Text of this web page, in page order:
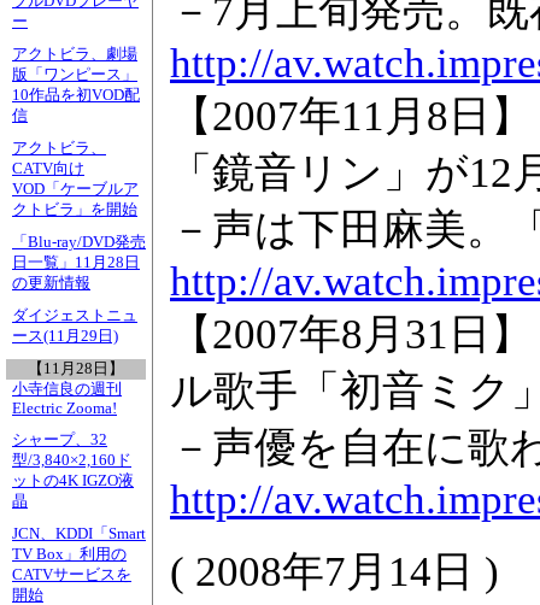
ー
アクトビラ、劇場
版「ワンピース」
10作品を初VOD配
信
アクトビラ、
CATV向け
VOD「ケーブルア
クトビラ」を開始
「Blu-ray/DVD発売
日一覧」11月28日
の更新情報
ダイジェストニュ
ース(11月29日)
【11月28日】
小寺信良の週刊
Electric Zooma!
シャープ、32
型/3,840×2,160ド
ットの4K IGZO液
晶
JCN、KDDI「Smart
TV Box」利用の
CATVサービスを
開始
－7月上旬発売。
http://
【2007年11月8日
「鏡音リン」が12
－声は下田麻美。
http://
【2007年8月31日
ル歌手「初音ミク
－声優を自在に歌
http://
( 2008年7月14日 )